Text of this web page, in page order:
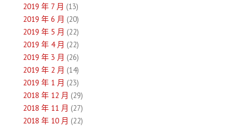
2019 年 7 月 (13)
2019 年 6 月 (20)
2019 年 5 月 (22)
2019 年 4 月 (22)
2019 年 3 月 (26)
2019 年 2 月 (14)
2019 年 1 月 (23)
2018 年 12 月 (29)
2018 年 11 月 (27)
2018 年 10 月 (22)